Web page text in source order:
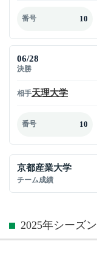
番号 10
06/28
決勝
相手天理大学
番号 10
京都産業大学
チーム成績
2025年シーズン